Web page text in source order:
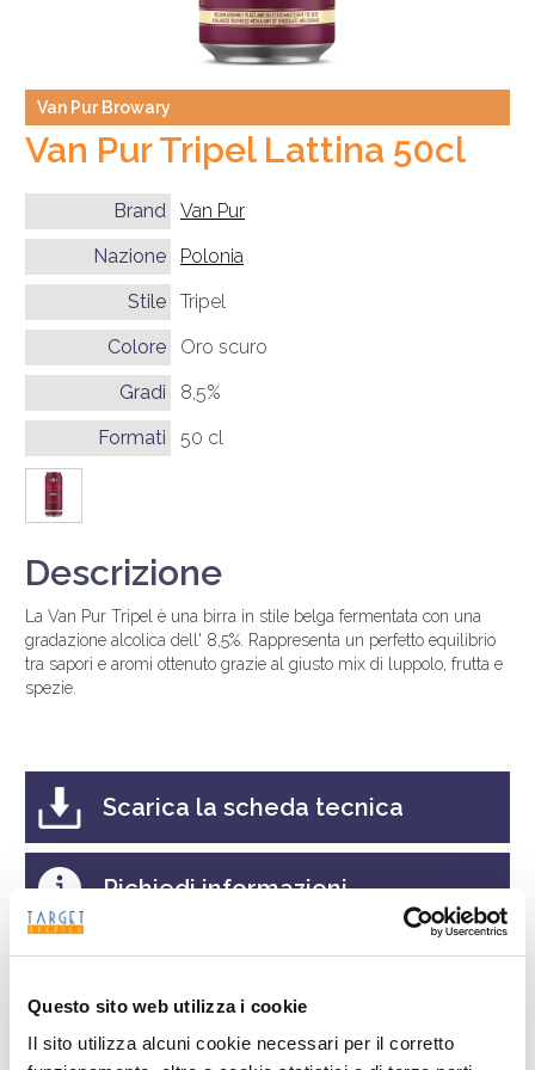
Questo sito web utilizza i cookie
Il sito utilizza alcuni cookie necessari per il corretto
Van Pur Browary
Van Pur Tripel Lattina 50cl
Brand
Van Pur
Nazione
Polonia
Stile
Tripel
Colore
Oro scuro
Gradi
8,5%
Formati
50 cl
Descrizione
La Van Pur Tripel è una birra in stile belga fermentata con una
gradazione alcolica dell' 8,5%. Rappresenta un perfetto equilibrio
tra sapori e aromi ottenuto grazie al giusto mix di luppolo, frutta e
spezie.
Scarica la scheda tecnica
Richiedi informazioni
Ricerca